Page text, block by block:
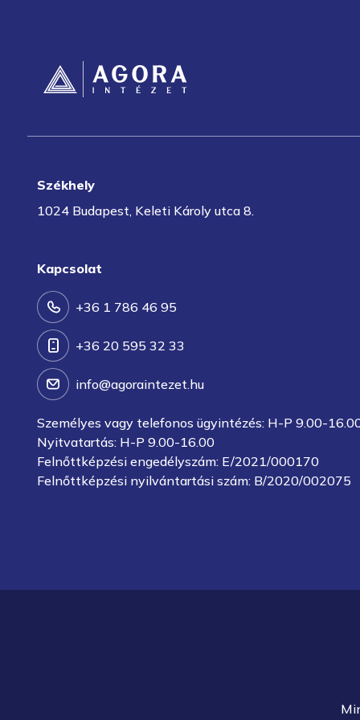
Székhely
1024 Budapest, Keleti Károly utca 8.
Kapcsolat
+36 1 786 46 95
+36 20 595 32 33
info@agoraintezet.hu
Személyes vagy telefonos ügyintézés: H-P 9.00-
Nyitvatartás: H-P 9.00-16.00
Felnőttképzési engedélyszám: E/2021/000170
Felnőttképzési nyilvántartási szám: B/2020/002075